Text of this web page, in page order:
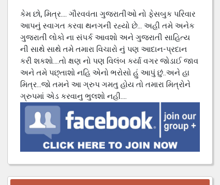
કેમ છો, મિત્ર.... ગૌરવવંતા ગુજરાતીઓ નો ફેસબુક પરિવાર
આપનું સ્વાગત કરવા થનગની રહ્યો છે... અહી તમે અનેક
ગુજરાતી લોકો ના સંપર્ક આવશો અને ગુજરાતી સાહિત્ય
ની સાથે સાથે તમે તમારા વિચારો નું પણ આદાન-પ્રદાન
કરી શકશો....તો ક્ષણ નો પણ વિલંબ કર્યા વગર જોડાઈ જાવ
અને તમે પછ્તાશો નહિ એનો ભરોસો હું આપું છું..અને હા
મિત્ર...જો તમને આ ગ્રુપ ગમતુ હોય તો તમારા મિત્રોને
ગ્રુપમાં એડ કરવાનુ ભુલશો નહી....